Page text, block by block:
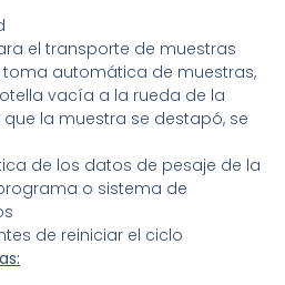
el transporte de muestras
automática de muestras,
vacía a la rueda de la
la muestra se destapó, se
de los datos de pesaje de la
o sistema de
de reiniciar el ciclo